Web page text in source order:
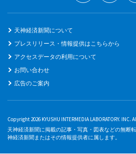
天神経済新聞について
プレスリリース・情報提供はこちらから
アクセスデータの利用について
お問い合わせ
広告のご案内
Copyright 2026 KYUSHU INTERMEDIA LABORATORY. INC.
天神経済新聞に掲載の記事・写真・図表などの無断
神経済新聞またはその情報提供者に属します。